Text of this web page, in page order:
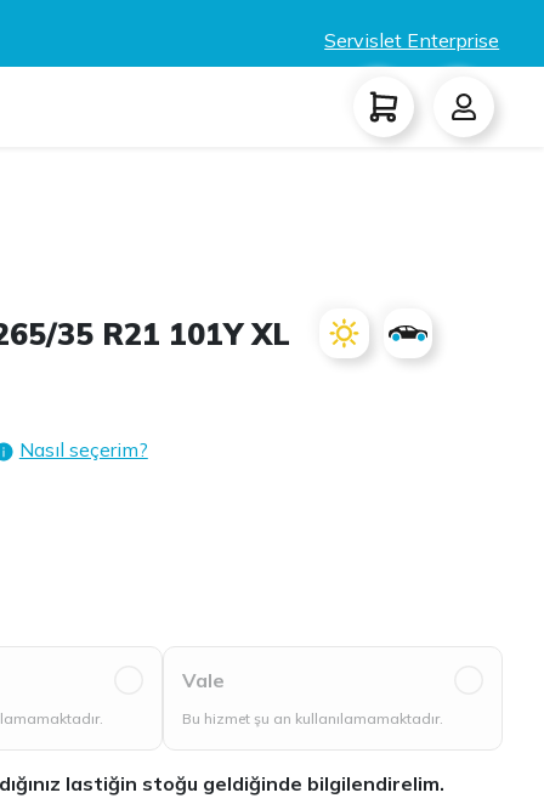
Servislet Enterprise
35 R21 101Y XL
Nasıl seçerim?
Vale
Bu hizmet şu an kullanılamamaktadır.
lastiğin stoğu geldiğinde bilgilendirelim.